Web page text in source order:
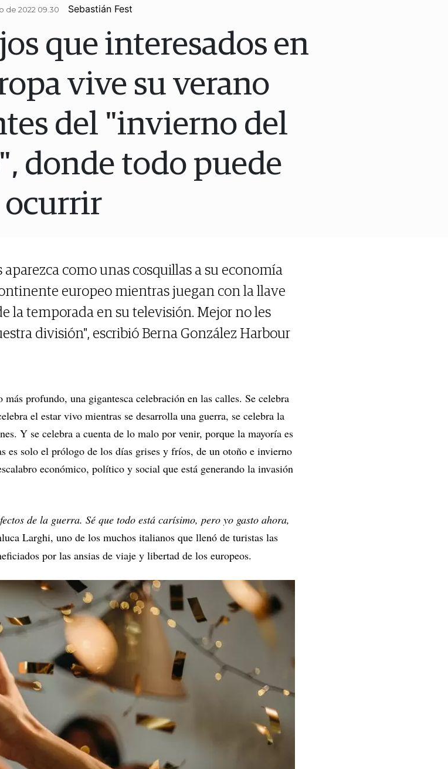
de 2022 09.30 Sebastián Fest
que interesados en
vive su verano
del "invierno del
donde todo puede
ocurrir
aparezca como unas cosquillas a su economía
europeo mientras juegan con la llave
la temporada en su televisión. Mejor no les
división", escribió Berna González Harbour
más profundo, una gigantesca celebración en las calles. Se celebra
el estar vivo mientras se desarrolla una guerra, se celebra la
Y se celebra a cuenta de lo malo por venir, porque la mayoría es
es solo el prólogo de los días grises y fríos, de un otoño e invierno
económico, político y social que está generando la invasión
de la guerra. Sé que todo está carísimo, pero yo gasto ahora,
Larghi, uno de los muchos italianos que llenó de turistas las
por las ansias de viaje y libertad de los europeos.